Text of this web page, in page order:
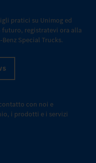
pratici su Unimog ed
futuro, registratevi ora alla
Special Trucks.
con noi e
i prodotti e i servizi